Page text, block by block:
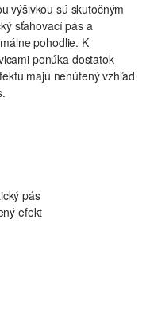
výšivkou sú skutočným
sťahovací pás a
pohodlie. K
ponúka dostatok
majú nenútený vzhľad
pás
efekt